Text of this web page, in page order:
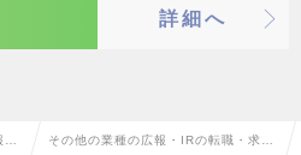
詳細へ
・I その他の業種の広報・IRの転職・求人